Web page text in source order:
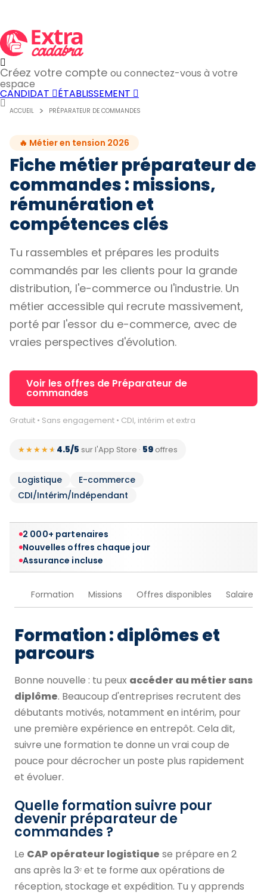
Créez votre compte ou connectez-vous à votre
espace
CANDIDAT ÉTABLISSEMENT
ACCUEIL PRÉPARATEUR DE COMMANDES
🔥 Métier en tension 2026
Fiche métier préparateur de
commandes : missions,
rémunération et
compétences clés
Tu rassembles et prépares les produits
commandés par les clients pour la grande
distribution, l'e-commerce ou l'industrie. Un
métier accessible qui recrute massivement,
porté par l'essor du e-commerce, avec de
vraies perspectives d'évolution.
Voir les offres de Préparateur de
commandes
Gratuit • Sans engagement • CDI, intérim et extra
★★★★★
★★★★★ 4.5/5 sur l'App Store · 59 offres
Logistique
E-commerce
CDI/Intérim/Indépendant
2 000+ partenaires
Nouvelles offres chaque jour
Assurance incluse
Formation Missions Offres disponibles Salaire
Formation : diplômes et
parcours
Bonne nouvelle : tu peux accéder au métier sans
diplôme. Beaucoup d'entreprises recrutent des
débutants motivés, notamment en intérim, pour
une première expérience en entrepôt. Cela dit,
suivre une formation te donne un vrai coup de
pouce pour décrocher un poste plus rapidement
et évoluer.
Quelle formation suivre pour
devenir préparateur de
commandes ?
Le CAP opérateur logistique se prépare en 2
ans après la 3ᵉ et te forme aux opérations de
réception, stockage et expédition. Tu y apprends